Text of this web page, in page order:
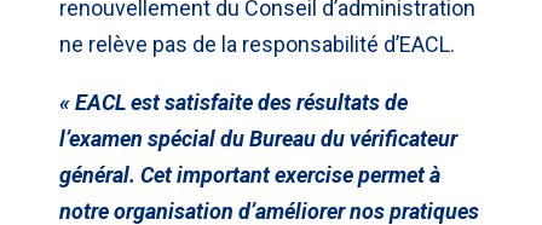
renouvellement du Conseil d’administration
ne relève pas de la responsabilité d’EACL.
« EACL est satisfaite des résultats de
l’examen spécial du Bureau du vérificateur
général. Cet important exercise permet à
notre organisation d’améliorer nos pratiques